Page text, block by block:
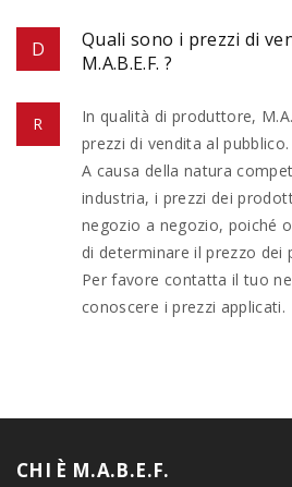
Quali sono i prezzi di
M.A.B.E.F. ?
In qualità di produttore,
prezzi di vendita al pubblico.
A causa della natura
industria, i prezzi dei
negozio a negozio, poiché
di determinare il prezzo dei
Per favore contatta il tuo
conoscere i prezzi applicati.
CHI È M.A.B.E.F.